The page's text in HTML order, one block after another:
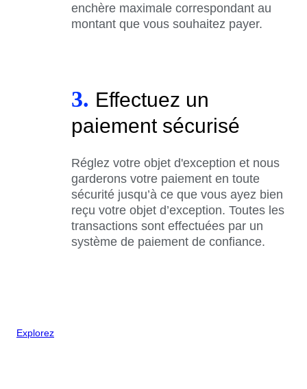
enchère maximale correspondant au
montant que vous souhaitez payer.
3. Effectuez un
paiement sécurisé
Réglez votre objet d'exception et nous
garderons votre paiement en toute
sécurité jusqu’à ce que vous ayez bien
reçu votre objet d’exception. Toutes les
transactions sont effectuées par un
système de paiement de confiance.
Explorez